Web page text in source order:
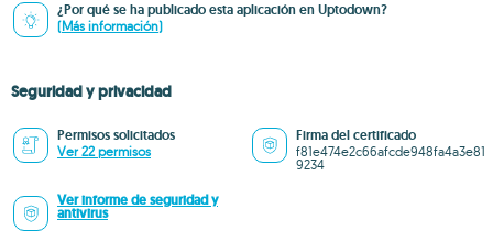
¿Por qué se ha publicado esta aplicación en Uptodown?
(Más información)
Seguridad y privacidad
Permisos solicitados
Ver 22 permisos
Firma del certificado
f81e474e2c66afcde948fa4a3e81
9234
Ver informe de seguridad y
antivirus